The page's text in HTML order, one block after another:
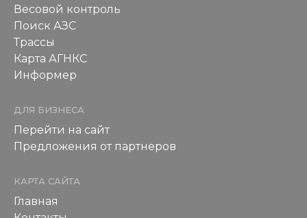
Весовой контроль
Поиск АЗС
Трассы
Карта АГНКС
Информер
ДЛЯ БИЗНЕСА
Перейти на сайт
Предложения от партнеров
КАРТА САЙТА
Главная